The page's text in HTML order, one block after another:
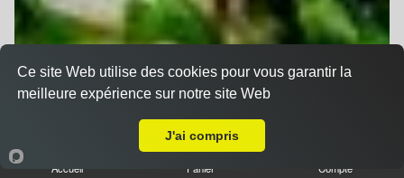
Accueil Panier Compte
Ce site Web utilise des cookies pour vous garantir la
meilleure expérience sur notre site Web
J'ai compris